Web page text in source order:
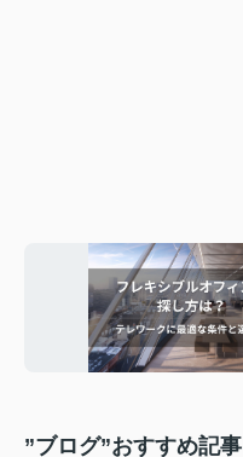
”ブログ”おすすめ記事